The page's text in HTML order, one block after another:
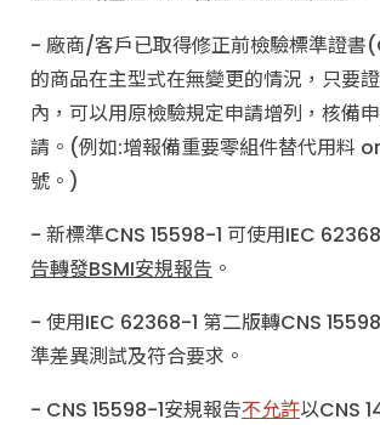
- 廠商/客戶已取得修正前檢驗標準證書
的商品在主型式在無變更的情況，只要
內，可以用原檢驗規定申請增列，核備
請。(例如:增報備重要零組件替代用料
號。)
- 新標準CNS 15598-1 可使用IEC
告轉發BSMI安規報告 。
- 使用IEC 62368-1 第二版轉CNS
準差異測試及符合要求。
- CNS 15598-1安規報告不允許以CNS